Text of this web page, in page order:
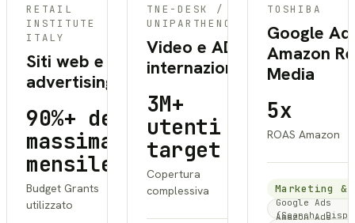
RETAIL
INSTITUTE
ITALY
Siti web e
advertising
90%+ del
massimale
mensile
Budget Grants
utilizzato
TNE-DESK /
UNIPARTHENOPE
TNE-DESK /
UNIPARTHENOPE
Video e ADV
internazionale
3M+
utenti in
target
Copertura
complessiva
TOSHIBA
TOSHIBA
Google
Amazon
Media
5x
ROAS Amazon
Marketing &
Google Ads
(Search,
Amazon Ads